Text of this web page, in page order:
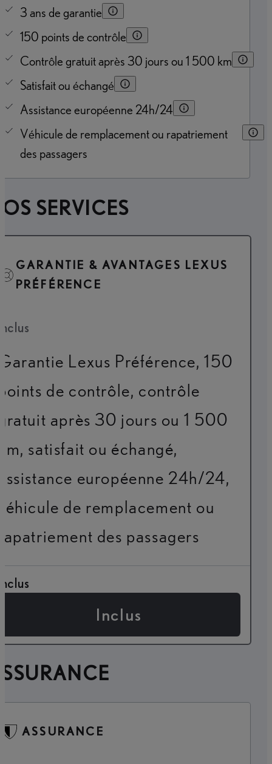
3 ans de garantie
150 points de contrôle
Contrôle gratuit après 30 jours ou 1 500 km
Satisfait ou échangé
Assistance européenne 24h/24
Véhicule de remplacement ou rapatriement
des passagers
SERVICES
GARANTIE & AVANTAGES LEXUS
PRÉFÉRENCE
Lexus Préférence, 150
de contrôle, contrôle
après 30 jours ou 1 500
satisfait ou échangé,
européenne 24h/24,
de remplacement ou
des passagers
Inclus
ASSURANCE